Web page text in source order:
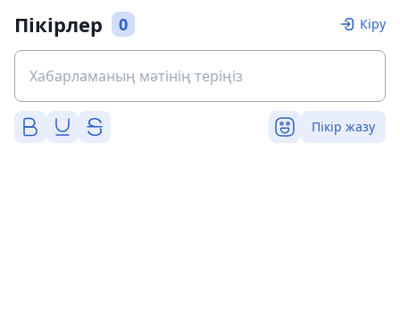
Пікірлер 0 Кіру
Пікір жазу